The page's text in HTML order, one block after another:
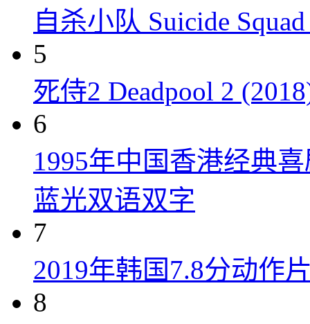
自杀小队 Suicide
5
死侍2 Deadpool 2
6
1995年中国香港经典
蓝光双语双字
7
2019年韩国7.8分动作
8